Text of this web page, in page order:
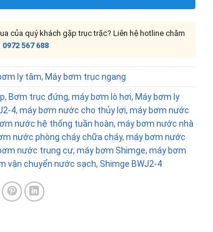
của quý khách gặp trục trặc? Liên hệ hotline chăm
0972 567 688
ly tâm, Máy bơm trục ngang
, Bơm trục đứng, máy bơm lò hơi, Máy bơm ly
4, máy bơm nước cho thủy lợi, máy bơm nước
nước hệ thống tuần hoàn, máy bơm nước nhà
nước phòng cháy chữa cháy, máy bơm nước
nước trung cư, máy bơm Shimge, máy bơm
vận chuyển nước sạch, Shimge BWJ2-4